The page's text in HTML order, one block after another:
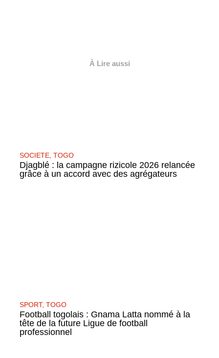
À Lire aussi
SOCIETE TOGO
Djagblé : la campagne rizicole 2026 relancée
grâce à un accord avec des agrégateurs
SPORT, TOGO
Football togolais : Gnama Latta nommé à la
tête de la future Ligue de football
professionnel